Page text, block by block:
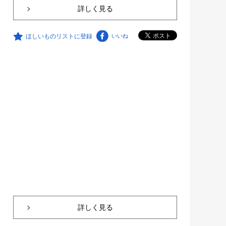
詳しく見る
ほしいものリストに登録 いいね
詳しく見る